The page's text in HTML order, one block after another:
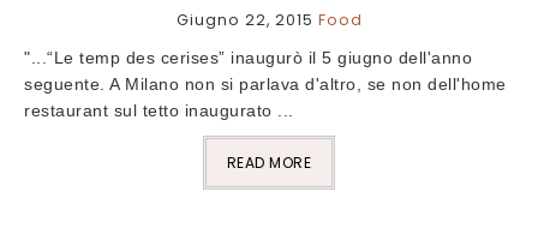
Giugno 22, 2015 Food
"...“Le temp des cerises” inaugurò il 5 giugno dell'anno
seguente. A Milano non si parlava d'altro, se non dell'home
restaurant sul tetto inaugurato ...
READ MORE